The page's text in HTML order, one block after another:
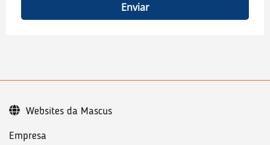
Enviar
Empresa
Websites da Mascus